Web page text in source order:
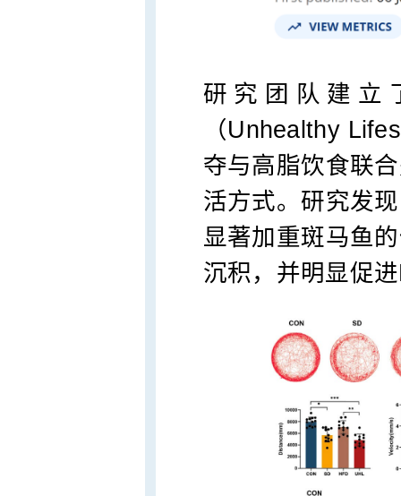
研究团队建立
（Unhealthy
夺与高脂饮食联
活方式。研究发
显著加重斑马鱼
沉积，并明显促